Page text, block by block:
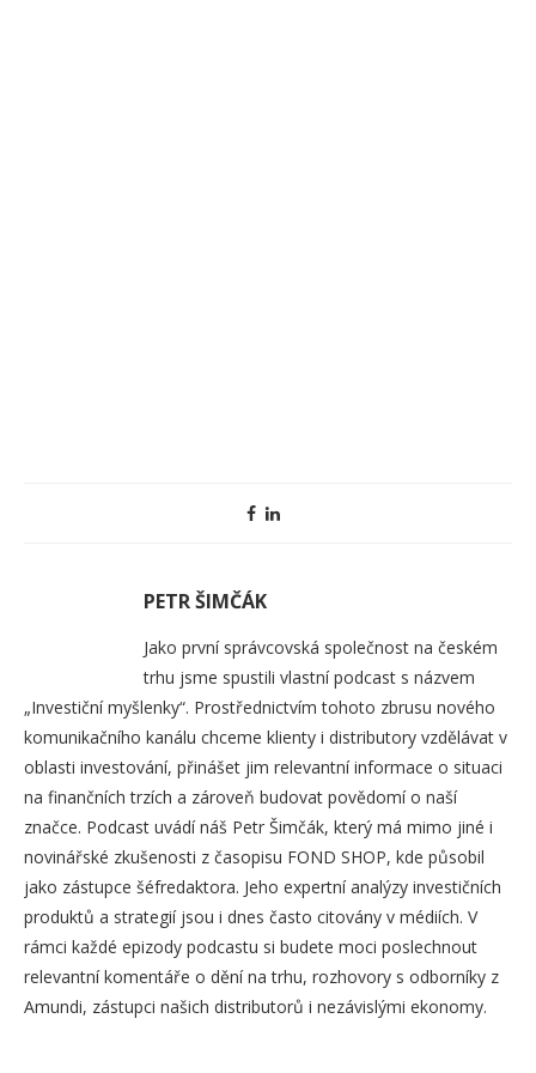
PETR ŠIMČÁK
Jako první správcovská společnost na českém
trhu jsme spustili vlastní podcast s názvem
„Investiční myšlenky“. Prostřednictvím tohoto zbrusu nového
komunikačního kanálu chceme klienty i distributory vzdělávat v
oblasti investování, přinášet jim relevantní informace o situaci
na finančních trzích a zároveň budovat povědomí o naší
značce. Podcast uvádí náš Petr Šimčák, který má mimo jiné i
novinářské zkušenosti z časopisu FOND SHOP, kde působil
jako zástupce šéfredaktora. Jeho expertní analýzy investičních
produktů a strategií jsou i dnes často citovány v médiích. V
rámci každé epizody podcastu si budete moci poslechnout
relevantní komentáře o dění na trhu, rozhovory s odborníky z
Amundi, zástupci našich distributorů i nezávislými ekonomy.